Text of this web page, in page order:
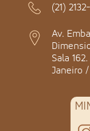
(21)
Av.
Sala
Janeiro /